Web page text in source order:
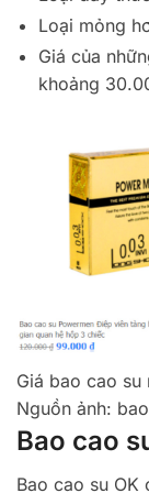
Loại mỏng
Giá của
khoảng
Giá bao cao
Nguồn ảnh:
Bao cao
Bao cao su OK